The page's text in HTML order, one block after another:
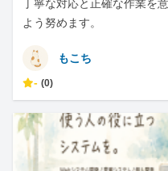
丁寧な対応と正確な作業を
よう努めます。
もこち
- (0)